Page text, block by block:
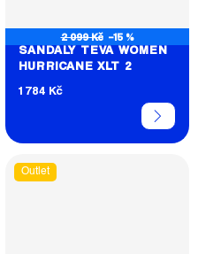
2 099 Kč –15 %
SANDÁLY TEVA WOMEN
HURRICANE XLT 2
1 784 Kč
Outlet